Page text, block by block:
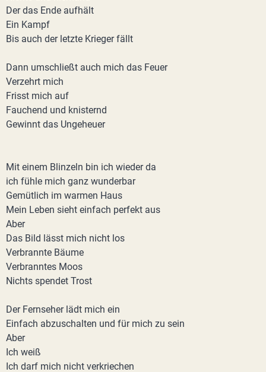
Der das Ende aufhält
Ein Kampf
Bis auch der letzte Krieger fällt
Dann umschließt auch mich das Feuer
Verzehrt mich
Frisst mich auf
Fauchend und knisternd
Gewinnt das Ungeheuer
Mit einem Blinzeln bin ich wieder da
ich fühle mich ganz wunderbar
Gemütlich im warmen Haus
Mein Leben sieht einfach perfekt aus
Aber
Das Bild lässt mich nicht los
Verbrannte Bäume
Verbranntes Moos
Nichts spendet Trost
Der Fernseher lädt mich ein
Einfach abzuschalten und für mich zu sein
Aber
Ich weiß
Ich darf mich nicht verkriechen